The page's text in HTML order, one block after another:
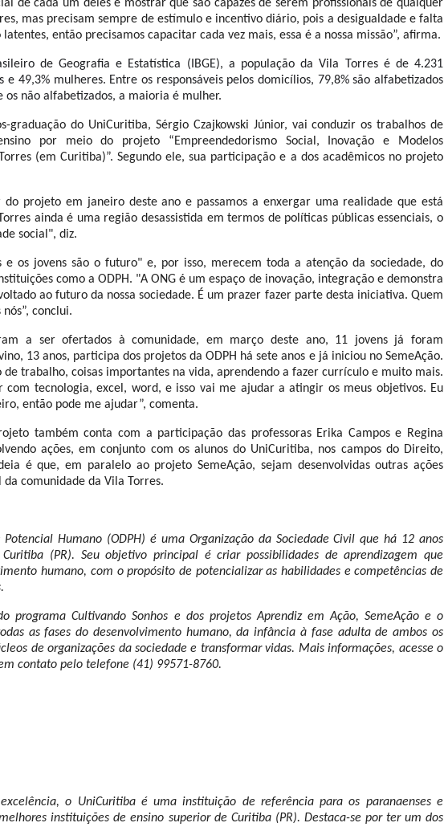
de cada um deles e mostrar que são capazes de serem profissionais de qualquer
mas precisam sempre de estímulo e incentivo diário, pois a desigualdade e falta
então precisamos capacitar cada vez mais, essa é a nossa missão”, afirma.
de Geografia e Estatística (IBGE), a população da Vila Torres é de 4.231
e 49,3% mulheres. Entre os responsáveis pelos domicílios, 79,8% são alfabetizados
não alfabetizados, a maioria é mulher.
graduação do UniCuritiba, Sérgio Czajkowski Júnior, vai conduzir os trabalhos de
por meio do projeto “Empreendedorismo Social, Inovação e Modelos
(em Curitiba)”. Segundo ele, sua participação e a dos acadêmicos no projeto
do projeto em janeiro deste ano e passamos a enxergar uma realidade que está
ainda é uma região desassistida em termos de políticas públicas essenciais, o
social", diz.
e os jovens são o futuro" e, por isso, merecem toda a atenção da sociedade, do
como a ODPH. "A ONG é um espaço de inovação, integração e demonstra
ao futuro da nossa sociedade. É um prazer fazer parte desta iniciativa. Quem
conclui.
a ser ofertados à comunidade, em março deste ano, 11 jovens já foram
13 anos, participa dos projetos da ODPH há sete anos e já iniciou no SemeAção.
de trabalho, coisas importantes na vida, aprendendo a fazer currículo e muito mais.
com tecnologia, excel, word, e isso vai me ajudar a atingir os meus objetivos. Eu
então pode me ajudar”, comenta.
também conta com a participação das professoras Erika Campos e Regina
ações, em conjunto com os alunos do UniCuritiba, nos campos do Direito,
é que, em paralelo ao projeto SemeAção, sejam desenvolvidas outras ações
comunidade da Vila Torres.
Humano (ODPH) é uma Organização da Sociedade Civil que há 12 anos
(PR). Seu objetivo principal é criar possibilidades de aprendizagem que
humano, com o propósito de potencializar as habilidades e competências de
programa Cultivando Sonhos e dos projetos Aprendiz em Ação, SemeAção e o
as fases do desenvolvimento humano, da infância à fase adulta de ambos os
de organizações da sociedade e transformar vidas. Mais informações, acesse o
contato pelo telefone (41) 99571-8760.
o UniCuritiba é uma instituição de referência para os paranaenses e
instituições de ensino superior de Curitiba (PR). Destaca-se por ter um dos